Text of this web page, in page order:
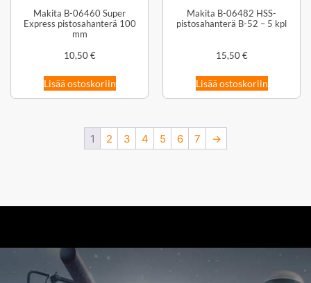
Makita B-06460 Super
Express pistosahanterä 100
mm
10,50€
Lisää ostoskoriin
Makita B-06482 HSS-
pistosahanterä B-52 – 5 kpl
15,50€
Lisää ostoskoriin
1 2 3 4 5 6 7 →